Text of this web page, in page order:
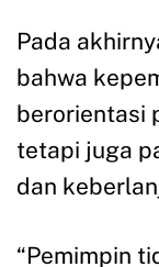
Pada
bahwa
berorientasi
tetapi juga
dan
“Pemimpin